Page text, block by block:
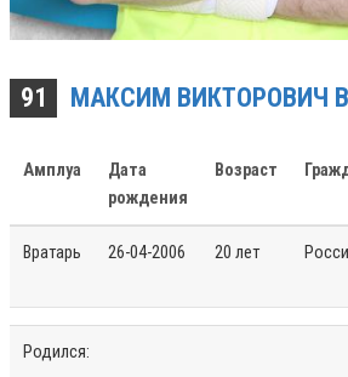
91 МАКСИМ ВИКТОРОВИЧ
Амплуа
Дата
рождения
Возраст
Вратарь 26-04-2006 20 лет
Родился: